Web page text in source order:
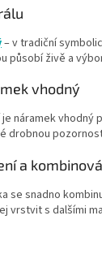
– v tradiční
působí živě a
vhodný
náramek
drobnou
a
se snadno
vrstvit s dalšími